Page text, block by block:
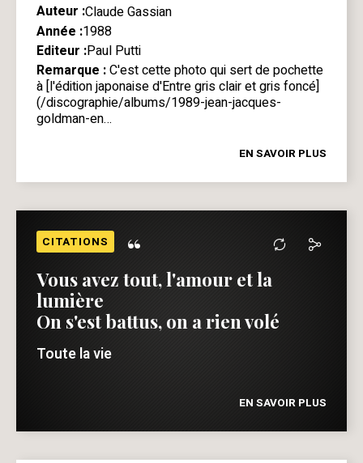
Auteur :Claude Gassian
Année :1988
Editeur :Paul Putti
Remarque :C'est cette photo qui sert de pochette
à [l'édition japonaise d'Entre gris clair et gris foncé]
(/discographie/albums/1989-jean-jacques-
goldman-en…
EN SAVOIR PLUS
CITATIONS “
Vous avez tout, l'amour et la
lumière
On s'est battus, on a rien volé
Toute la vie
EN SAVOIR PLUS